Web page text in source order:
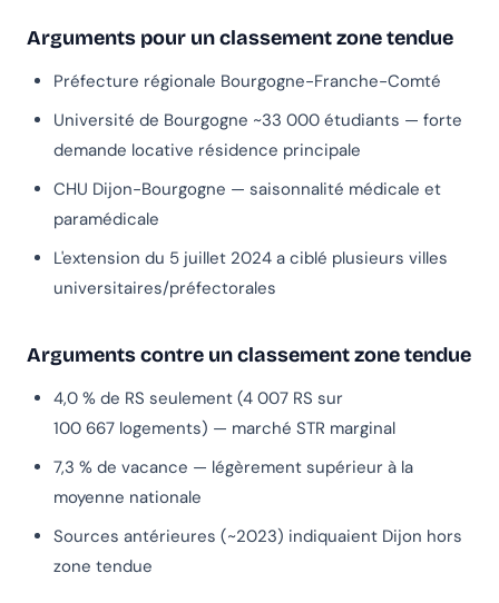
Arguments pour un classement zone tendue
Préfecture régionale Bourgogne-Franche-Comté
Université de Bourgogne ~33 000 étudiants — forte
demande locative résidence principale
CHU Dijon-Bourgogne — saisonnalité médicale et
paramédicale
L'extension du 5 juillet 2024 a ciblé plusieurs villes
universitaires/préfectorales
Arguments contre un classement zone tendue
4,0 % de RS seulement (4 007 RS sur
100 667 logements) — marché STR marginal
7,3 % de vacance — légèrement supérieur à la
moyenne nationale
Sources antérieures (~2023) indiquaient Dijon hors
zone tendue